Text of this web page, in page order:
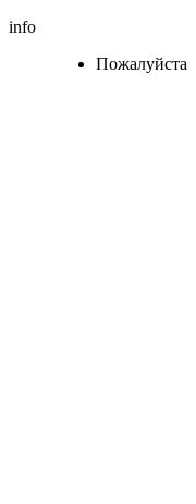
info
Пожалуйста